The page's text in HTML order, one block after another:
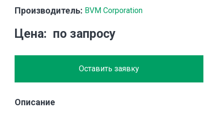
Производитель: BVM Corporation
Цена по запросу
Оставить заявку
Описание